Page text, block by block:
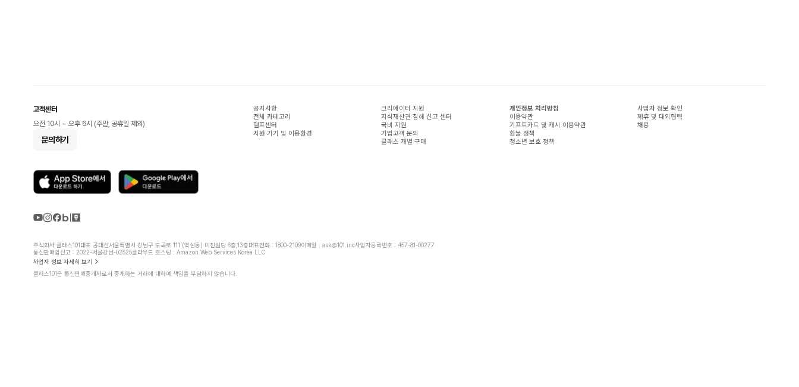
고객센터
오전 10시 ~ 오후 6시 (주말, 공휴일 제외)
문의하기
공지사항
전체 카테고리
헬프센터
지원 기기 및 이용환경
크리에이터 지원
지식재산권 침해 신고 센터
국비 지원
기업고객 문의
클래스 개별 구매
개인정보 처리방침
이용약관
기프트카드 및 캐시 이용약관
환불 정책
청소년 보호 정책
사업자 정보 확인
제휴 및 대외협력
채용
주식회사 클래스101대표 공대선서울특별시 강남구 도곡로 111 (역삼동) 미진빌딩 6층,13층대표전화 : 1800-2109이메일 : ask@101.inc사업자등록번호 : 457-81-00277
통신판매업신고 : 2022-서울강남-02525클라우드 호스팅 : Amazon Web Services Korea LLC
사업자 정보 자세히 보기
클래스101은 통신판매중개자로서 중개하는 거래에 대하여 책임을 부담하지 않습니다.